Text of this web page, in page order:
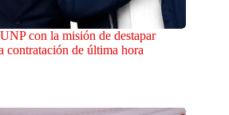
con la misión de destapar
contratación de última hora